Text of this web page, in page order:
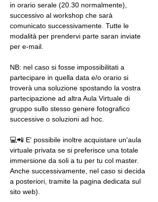
in orario serale (20.30 normalmente),
successivo al workshop che sarà
comunicato successivamente. Tutte le
modalità per prendervi parte saran inviate
per e-mail.
NB: nel caso si fosse impossibilitati a
partecipare in quella data e/o orario si
troverà una soluzione spostando la vostra
partecipazione ad altra Aula Virtuale di
gruppo sullo stesso genere fotografico
successive o soluzioni ad hoc.
💻📲 E' possibile inoltre acquistare un'aula
virtuale privata se si preferisce una totale
immersione da soli a tu per tu col master.
Anche successivamente, nel caso si decida
a posteriori, tramite la pagina dedicata sul
sito web).